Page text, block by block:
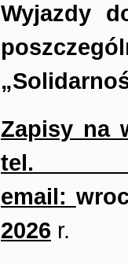
Wyjazdy
Zapisy na
tel.
email:
2026 r.